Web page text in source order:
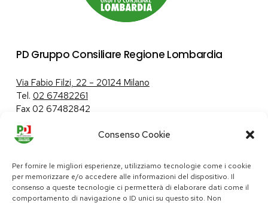
Consenso Cookie
Per fornire le migliori esperienze, utilizziamo tecnologie come i cookie
per memorizzare e/o accedere alle informazioni del dispositivo. Il
consenso a queste tecnologie ci permetterà di elaborare dati come il
comportamento di navigazione o ID unici su questo sito. Non
PD Gruppo Consiliare Regione Lombardia
Via Fabio Filzi, 22 – 20124 Milano
Tel. 02 67482261
Fax 02 67482842
Tutela dei dati personali|Politica sui cookie